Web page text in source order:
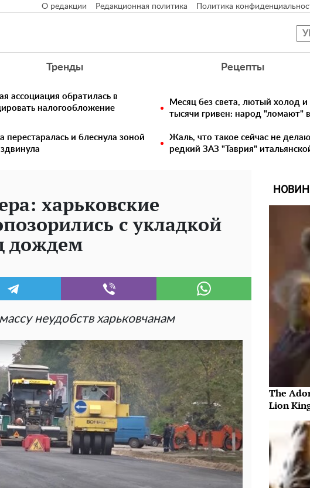
О редакции Редакционная политика Политика
Тренды Рецепты
ассоциация обратилась в
налогообложение
Месяц без света, лютый холод
тысячи гривен: народ "ломают"
и блеснула зоной
Жаль, что такое сейчас не
редкий ЗАЗ "Таврия"
харьковские
с укладкой
дождем
неудобств харьковчанам
The
Lion